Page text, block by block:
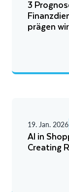
3
prägen
19. Jan. 2026
AI in
Creating